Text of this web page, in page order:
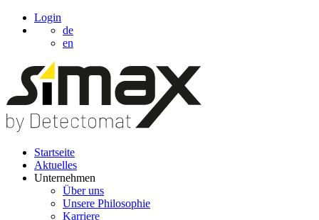
Login
de
en
Startseite
Aktuelles
Unternehmen
Über uns
Unsere Philosophie
Karriere